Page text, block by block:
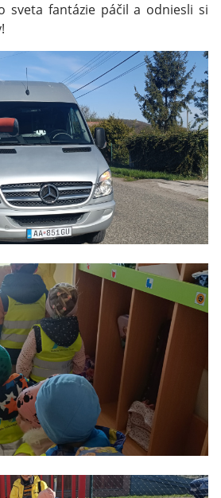
sveta fantázie páčil a odniesli si